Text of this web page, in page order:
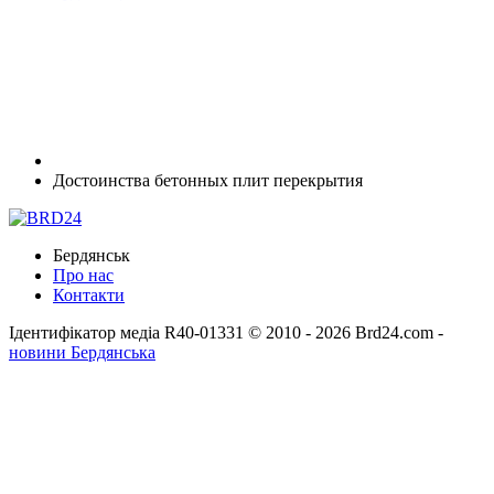
Достоинства бетонных плит перекрытия
Бердянськ
Про нас
Контакти
Ідентифікатор медіа R40-01331 © 2010 - 2026 Brd24.com -
новини Бердянська